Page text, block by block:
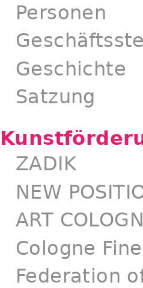
Personen
Geschichte
Satzung
ZADIK
NEW
ART
Cologne
Federation